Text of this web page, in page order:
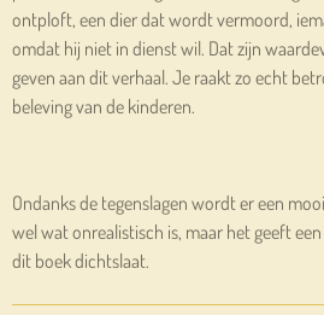
ontploft, een dier dat wordt vermoord,
omdat hij niet in dienst wil. Dat zijn
geven aan dit verhaal. Je raakt zo echt
beleving van de kinderen.
Ondanks de tegenslagen wordt er een
wel wat onrealistisch is, maar het geeft
dit boek dichtslaat.